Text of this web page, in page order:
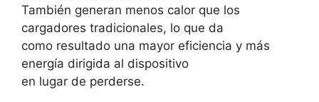
También generan menos calor que los
cargadores tradicionales, lo que da
como resultado una mayor eficiencia y más
energía dirigida al dispositivo
en lugar de perderse.